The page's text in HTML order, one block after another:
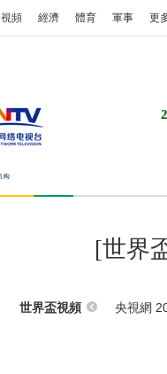
視頻 經濟 體育 軍事 更
[世界
世界盃視頻 央視網